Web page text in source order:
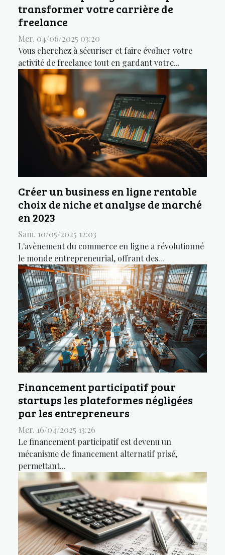
transformer votre carrière de
freelance
Mer. 04/06/2025 03:20
Vous cherchez à sécuriser et faire évoluer votre
activité de freelance tout en gardant votre...
Créer un business en ligne rentable
choix de niche et analyse de marché
en 2023
Sam. 10/05/2025 12:03
L'avènement du commerce en ligne a révolutionné
le monde entrepreneurial, offrant des...
Financement participatif pour
startups les plateformes négligées
par les entrepreneurs
Mer. 16/04/2025 13:26
Le financement participatif est devenu un
mécanisme de financement alternatif prisé,
permettant...